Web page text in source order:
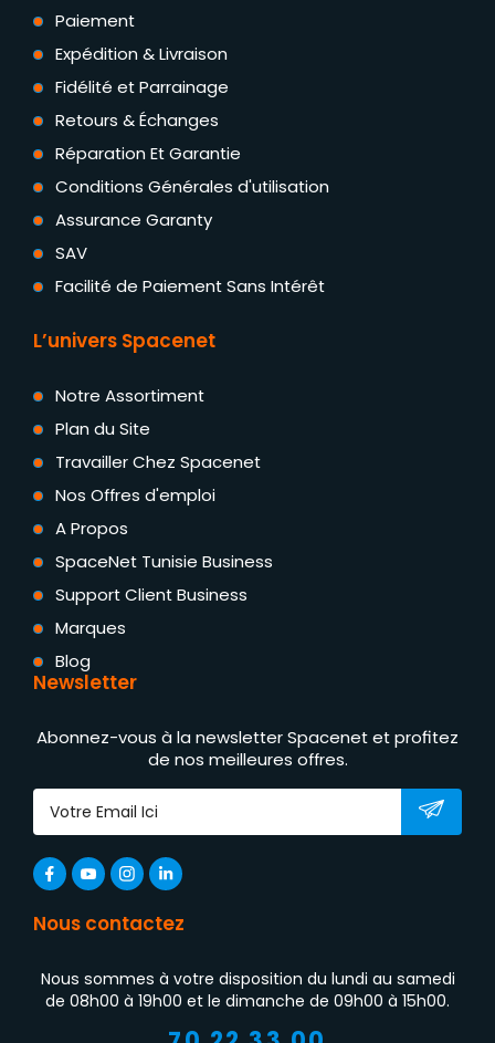
Paiement
Expédition & Livraison
Fidélité et Parrainage
Retours & Échanges
Réparation Et Garantie
Conditions Générales d'utilisation
Assurance Garanty
SAV
Facilité de Paiement Sans Intérêt
L’univers Spacenet
Notre Assortiment
Plan du Site
Travailler Chez Spacenet
Nos Offres d'emploi
A Propos
SpaceNet Tunisie Business
Support Client Business
Marques
Blog
Newsletter
Abonnez-vous à la newsletter Spacenet et profitez
de nos meilleures offres.
Nous contactez
Nous sommes à votre disposition du lundi au samedi
de 08h00 à 19h00 et le dimanche de 09h00 à 15h00.